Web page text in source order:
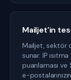
Mailjet'in
Mailjet, sektör
sunar. IP
puanlaması ve
e-